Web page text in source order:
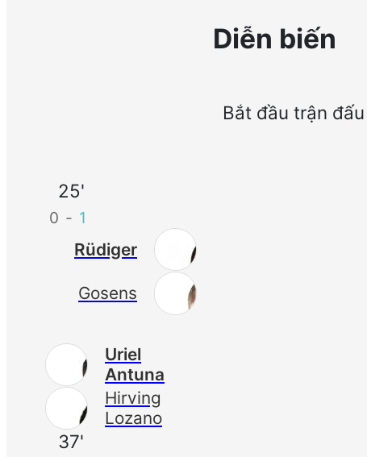
Diễn biến
Bắt đầu trận đấu
25'
0 - 1
Rüdiger
Gosens
Uriel
Antuna
Hirving
Lozano
37'